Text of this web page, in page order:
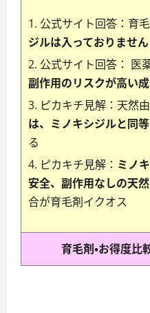
公式サイト回答：育
ジルは入っておりません
公式サイト回答： 医
副作用のリスクが高い
ピカキチ見解：天然
は、ミノキシジルと同
る
ピカキチ見解： ミノ
安全、副作用なしの天
合が育毛剤イクオス
育毛剤・お得度